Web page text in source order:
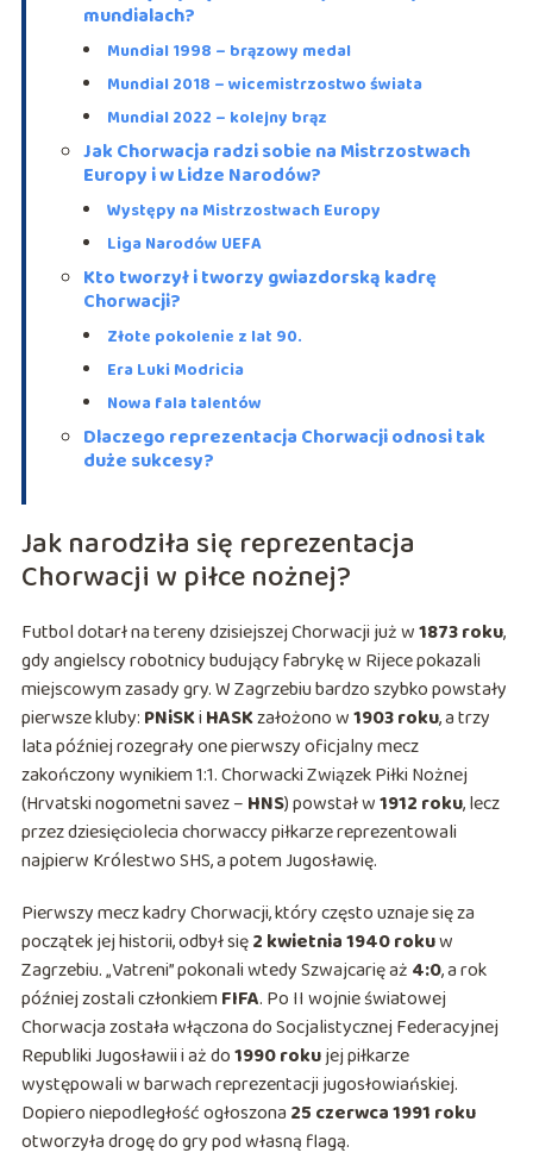
mundialach?
Mundial 1998 – brązowy medal
Mundial 2018 – wicemistrzostwo świata
Mundial 2022 – kolejny brąz
Jak Chorwacja radzi sobie na Mistrzostwach
Europy i w Lidze Narodów?
Występy na Mistrzostwach Europy
Liga Narodów UEFA
Kto tworzył i tworzy gwiazdorską kadrę
Chorwacji?
Złote pokolenie z lat 90.
Era Luki Modricia
Nowa fala talentów
Dlaczego reprezentacja Chorwacji odnosi tak
duże sukcesy?
Jak narodziła się reprezentacja
Chorwacji w piłce nożnej?
Futbol dotarł na tereny dzisiejszej Chorwacji już w1873 roku,
gdy angielscy robotnicy budujący fabrykę w Rijece pokazali
miejscowym zasady gry. W Zagrzebiu bardzo szybko powstały
pierwsze kluby: PNiSKi HASKzałożono w1903 roku, a trzy
lata później rozegrały one pierwszy oficjalny mecz
zakończony wynikiem 1:1. Chorwacki Związek Piłki Nożnej
(Hrvatski nogometni savez – HNS) powstał w1912 roku, lecz
przez dziesięciolecia chorwaccy piłkarze reprezentowali
najpierw Królestwo SHS, a potem Jugosławię.
Pierwszy mecz kadry Chorwacji, który często uznaje się za
początek jej historii, odbył się2 kwietnia 1940 rokuw
Zagrzebiu. „Vatreni” pokonali wtedy Szwajcarię aż 4:0, a rok
później zostali członkiemFIFA. Po II wojnie światowej
Chorwacja została włączona do Socjalistycznej Federacyjnej
Republiki Jugosławii i aż do1990 rokujej piłkarze
występowali w barwach reprezentacji jugosłowiańskiej.
Dopiero niepodległość ogłoszona 25 czerwca 1991 roku
otworzyła drogę do gry pod własną flagą.